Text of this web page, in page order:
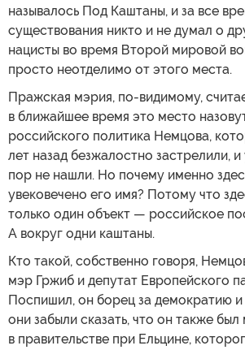
называлось Под Каштаны, и за все
существования никто и не думал о
нацисты во время Второй мировой
просто неотделимо от этого места.
Пражская мэрия, по-видимому,
в ближайшее время это место
российского политика Немцова,
лет назад безжалостно застрелили,
пор не нашли. Но почему именно
увековечено его имя? Потому что
только один объект — российское
А вокруг одни каштаны.
Кто такой, собственно говоря,
мэр Гржиб и депутат Европейского
Поспишил, он борец за демократию и
они забыли сказать, что он также
в правительстве при Ельцине,